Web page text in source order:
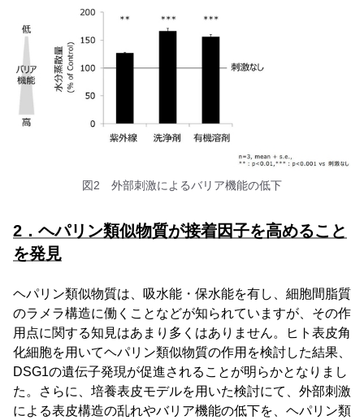
図2 外部刺激によるバリア機能の低下
2．ヘパリン類似物質が接着因子を高めること
を発見
ヘパリン類似物質は、吸水能・保水能を有し、細胞間脂質
のラメラ構造に働くことなどが知られていますが、その作
用点に関する知見はあまり多くはありません。ヒト表皮角
化細胞を用いてヘパリン類似物質の作用を検討した結果、
DSG1の遺伝子発現が促進されることが明らかとなりまし
た。さらに、培養表皮モデルを用いた検討にて、外部刺激
による表皮構造の乱れやバリア機能の低下を、ヘパリン類